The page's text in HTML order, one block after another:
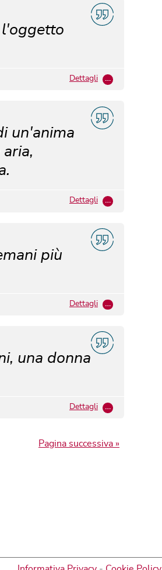
l'oggetto
Dettagli …
un'anima
Dettagli …
più
Dettagli …
una donna
Dettagli …
Pagina successiva »